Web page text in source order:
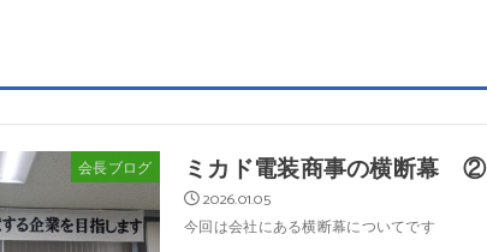
会長ブログ ミカド電装商事の横断幕 ②
2026.01.05
今回は会社にある横断幕についてです